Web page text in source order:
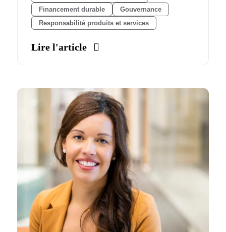
Financement durable
Gouvernance
Responsabilité produits et services
Lire l'article